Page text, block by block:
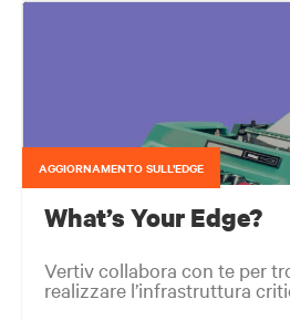
AGGIORNAMENTO SULL’EDGE
What’s Your Edge?
Vertiv collabora con te per
realizzare l’infrastruttura